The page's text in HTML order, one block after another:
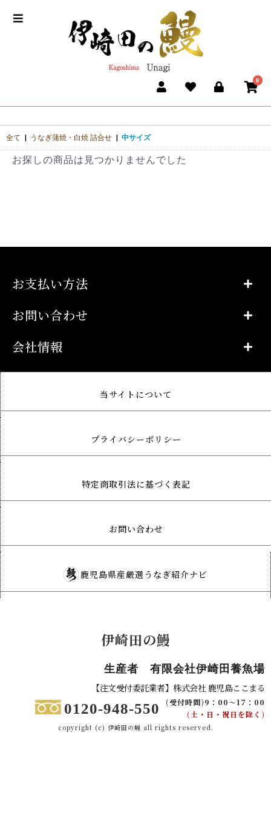
0
全て | うなぎ蒲焼・白焼 詰合せ | 中サイズ
お探しの商品は見つかりませんでした
お支払い方法
お問い合わせ
会社情報
当サイトについて
プライバシーポリシー
特定商取引法に基づく表記
お問い合わせ
鹿児島県産厳選うなぎ紹介ナビ
伊崎田の鰻
生産者 有限会社伊崎田養魚場
【注文受付委託業者】株式会社 鹿児島ここまる
0120-948-550
(受付時間)9：00～17：00
(土・日・祝日を除く)
copyright (c) 伊崎田の鰻 all rights reserved.